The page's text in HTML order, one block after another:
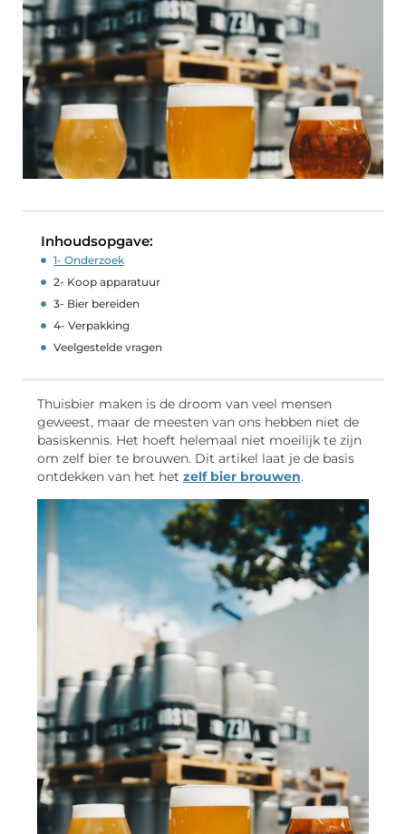
Inhoudsopgave:
1- Onderzoek
2- Koop apparatuur
3- Bier bereiden
4- Verpakking
Veelgestelde vragen
Thuisbier maken is de droom van veel mensen
geweest, maar de meesten van ons hebben niet de
basiskennis. Het hoeft helemaal niet moeilijk te zijn
om zelf bier te brouwen. Dit artikel laat je de basis
ontdekken van het het zelf bier brouwen.